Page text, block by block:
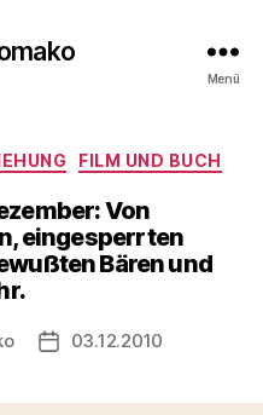
Menü
FILM UND BUCH
Von
eingesperrten
Bären und
Veröffentlichungsdatum
03.12.2010